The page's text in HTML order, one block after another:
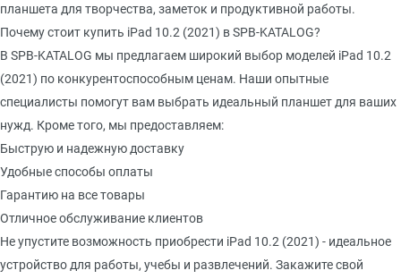
планшета для творчества, заметок и продуктивной работы.
Почему стоит купить iPad 10.2 (2021) в SPB-KATALOG?
В SPB-KATALOG мы предлагаем широкий выбор моделей iPad 10.2
(2021) по конкурентоспособным ценам. Наши опытные
специалисты помогут вам выбрать идеальный планшет для ваших
нужд. Кроме того, мы предоставляем:
Быструю и надежную доставку
Удобные способы оплаты
Гарантию на все товары
Отличное обслуживание клиентов
Не упустите возможность приобрести iPad 10.2 (2021) - идеальное
устройство для работы, учебы и развлечений. Закажите свой